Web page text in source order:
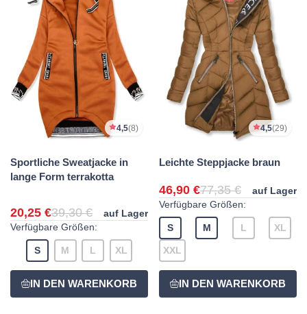
4,5(8)
Sportliche Sweatjacke in
lange Form terrakotta
20,25 €39,30 €
auf Lager
Verfügbare Größen:
S M L XL
4,5(29)
Leichte Steppjacke braun
46,90 €77,35 €
auf Lager
Verfügbare Größen:
S M L XL
XXL